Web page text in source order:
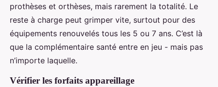
prothèses et orthèses, mais rarement la totalité. Le
reste à charge peut grimper vite, surtout pour des
équipements renouvelés tous les 5 ou 7 ans. C’est là
que la complémentaire santé entre en jeu - mais pas
n’importe laquelle.
Vérifier les forfaits appareillage